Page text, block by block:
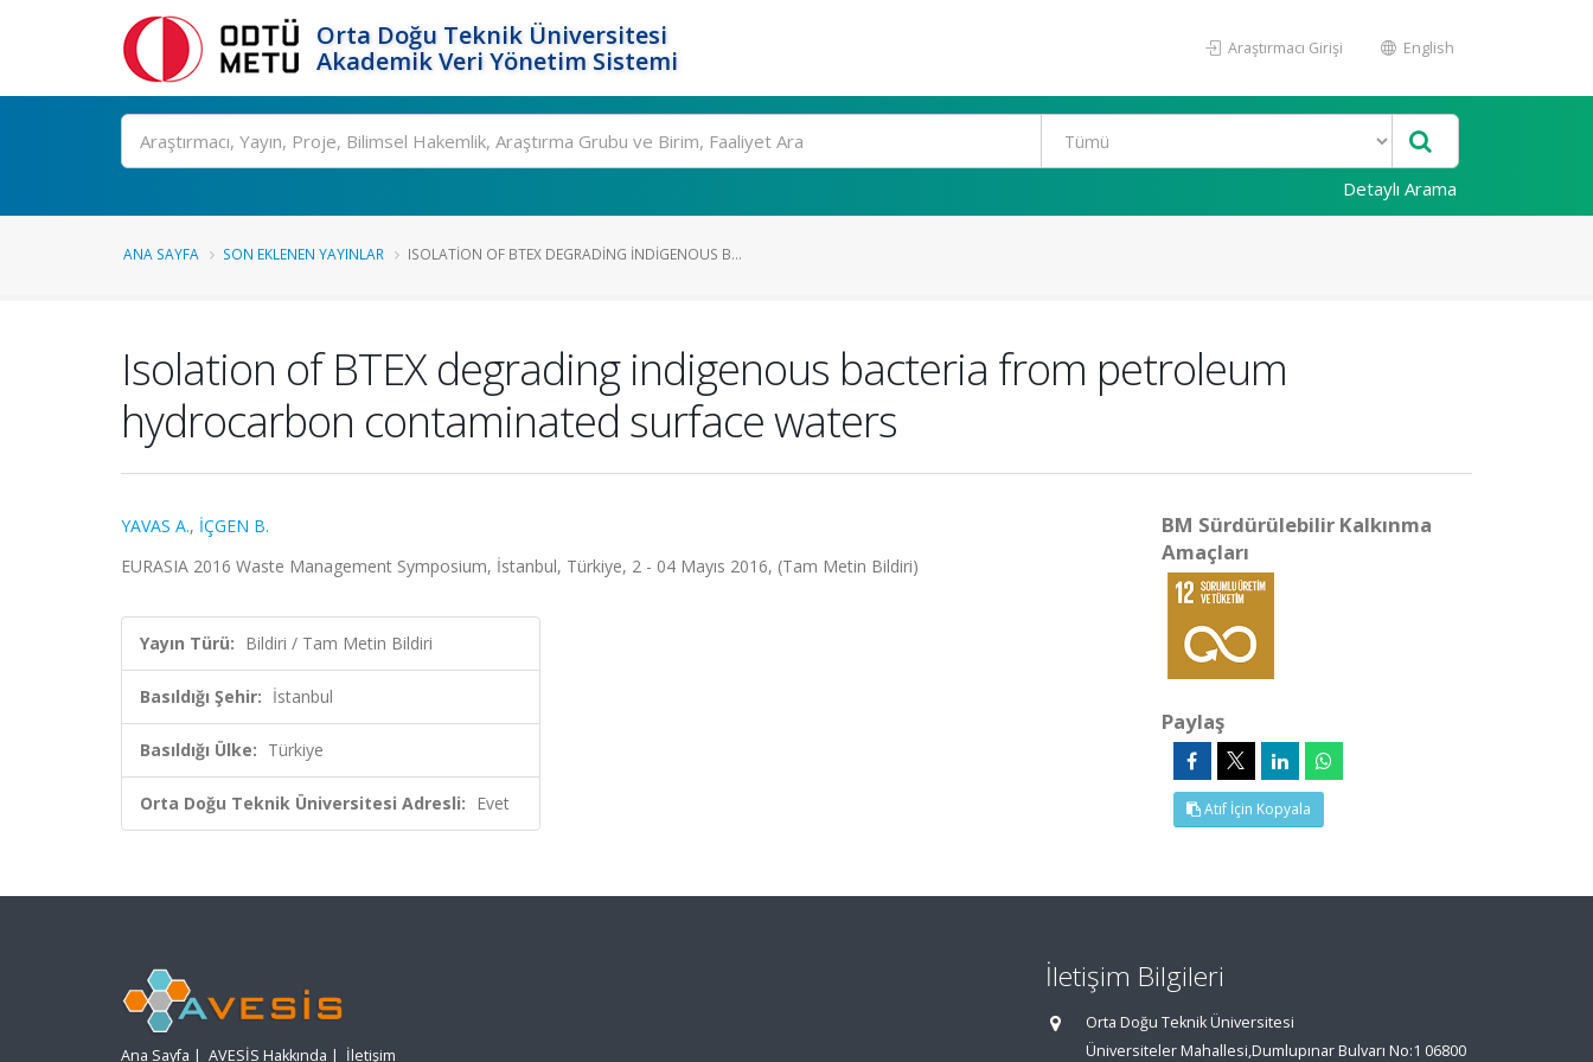
Orta Doğu Teknik Üniversitesi
Akademik Veri Yönetim Sistemi
Araştırmacı Girişi English
Ara
Detaylı Arama
ANA SAYFA SON EKLENEN YAYINLAR ISOLATION OF BTEX DEGRADING INDIGENOUS B...
Isolation of BTEX degrading indigenous bacteria from petroleum
hydrocarbon contaminated surface waters
YAVAS A., İÇGEN B.
EURASIA 2016 Waste Management Symposium, İstanbul, Türkiye, 2 - 04 Mayıs 2016, (Tam Metin Bildiri)
Yayın Türü: Bildiri / Tam Metin Bildiri
Basıldığı Şehir: İstanbul
Basıldığı Ülke: Türkiye
Orta Doğu Teknik Üniversitesi Adresli: Evet
BM Sürdürülebilir Kalkınma
Amaçları
Paylaş
Atıf İçin Kopyala
Ana Sayfa | AVESİS Hakkında | İletişim
İletişim Bilgileri
Orta Doğu Teknik Üniversitesi
Üniversiteler Mahallesi,Dumlupınar Bulvarı No:1 06800